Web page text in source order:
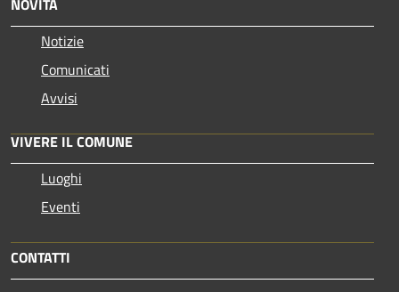
NOVITÀ
Notizie
Comunicati
Avvisi
VIVERE IL COMUNE
Luoghi
Eventi
CONTATTI